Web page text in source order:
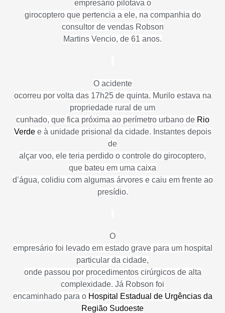
empresário pilotava o
girocoptero que pertencia a ele, na companhia do
consultor de vendas Robson
Martins Vencio, de 61 anos.
O acidente
ocorreu por volta das 17h25 de quinta. Murilo estava na
propriedade rural de um
cunhado, que fica próxima ao perímetro urbano de Rio
Verdee à unidade prisional da cidade. Instantes depois
de
alçar voo, ele teria perdido o controle do girocoptero,
que bateu em uma caixa
d’água, colidiu com algumas árvores e caiu em frente ao
presídio.
O
empresário foi levado em estado grave para um hospital
particular da cidade,
onde passou por procedimentos cirúrgicos de alta
complexidade. Já Robson foi
encaminhado para o Hospital Estadual de Urgências da
Região Sudoeste